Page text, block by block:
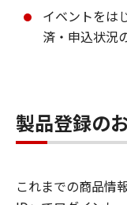
イベントをは
済・申込状況
製品登録の
これまでの商品情